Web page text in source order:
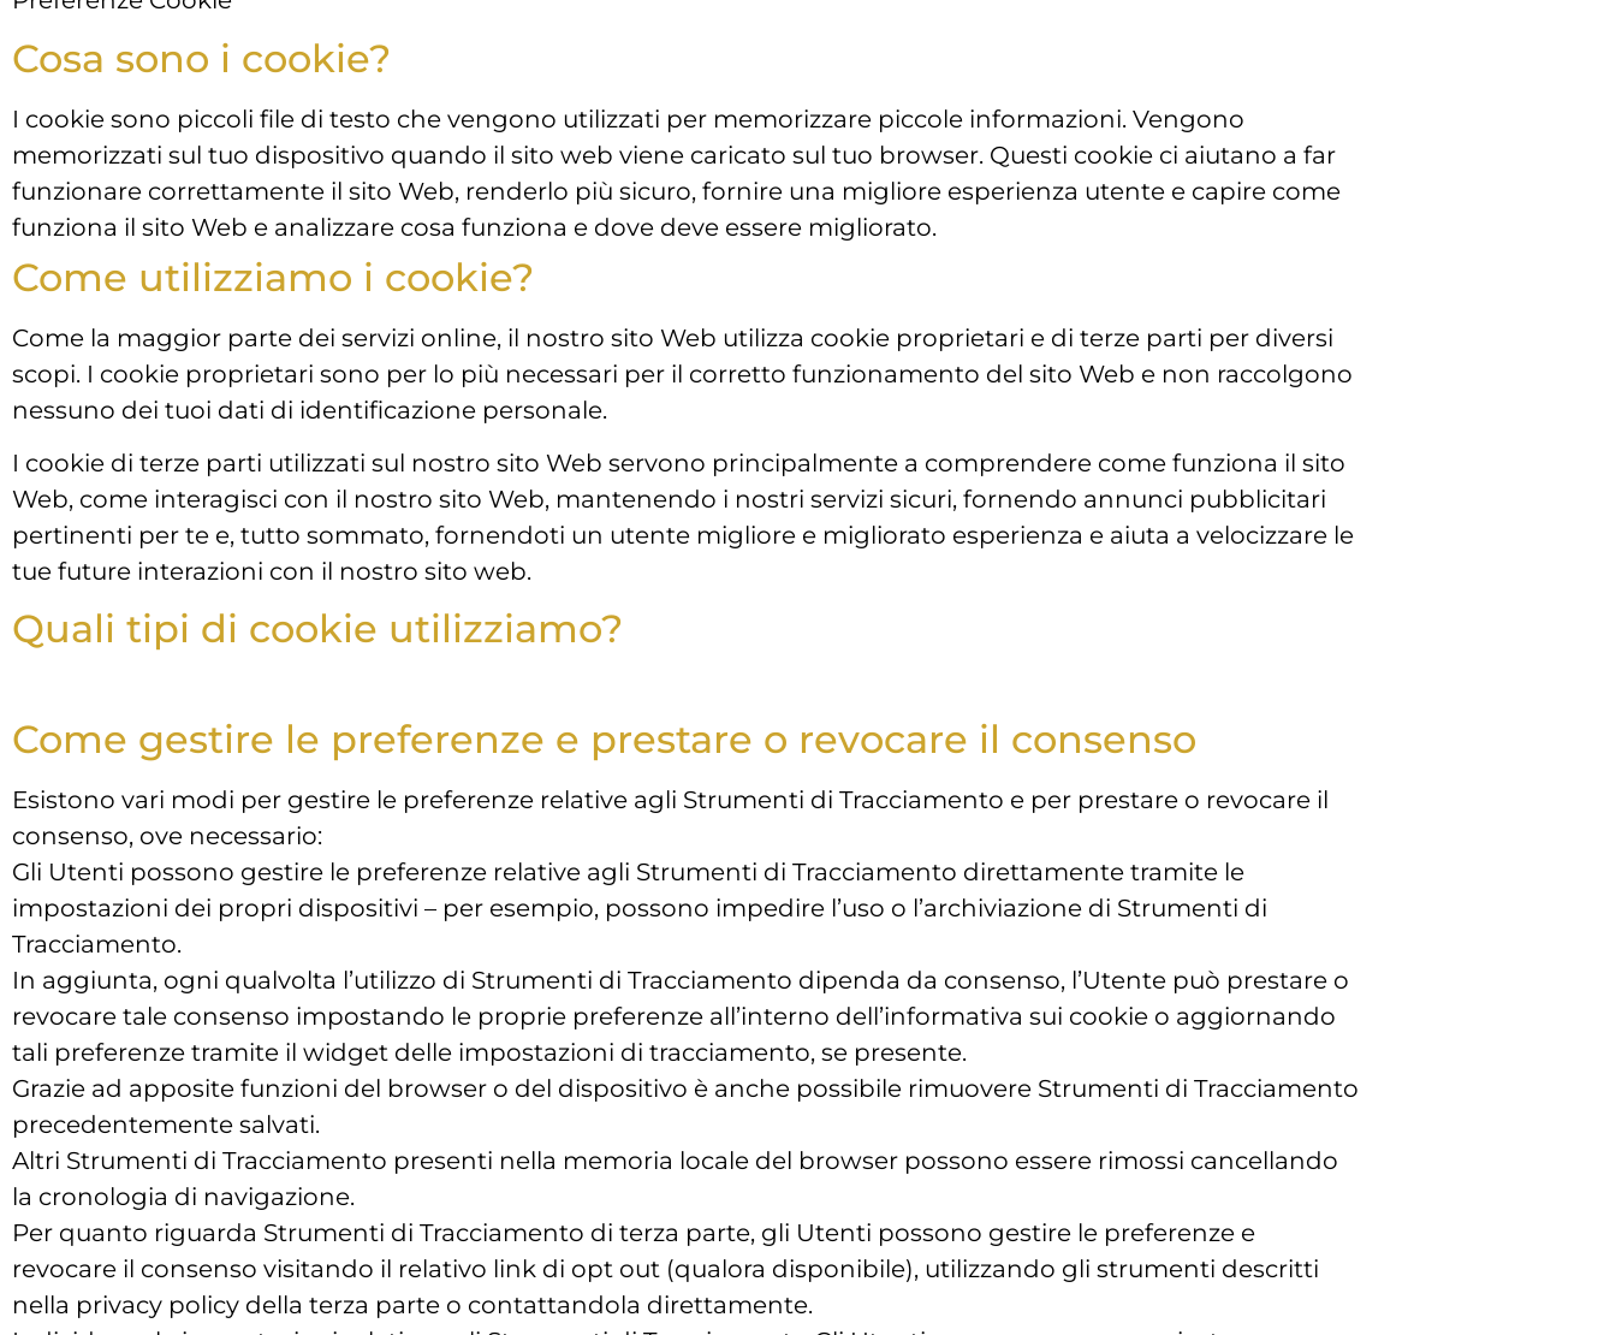
Cosa sono i cookie?
I cookie sono piccoli file di testo che vengono utilizzati per memorizzare piccole informazioni. Vengono
memorizzati sul tuo dispositivo quando il sito web viene caricato sul tuo browser. Questi cookie ci aiutano a far
funzionare correttamente il sito Web, renderlo più sicuro, fornire una migliore esperienza utente e capire come
funziona il sito Web e analizzare cosa funziona e dove deve essere migliorato.
Come utilizziamo i cookie?
Come la maggior parte dei servizi online, il nostro sito Web utilizza cookie proprietari e di terze parti per diversi
scopi. I cookie proprietari sono per lo più necessari per il corretto funzionamento del sito Web e non raccolgono
nessuno dei tuoi dati di identificazione personale.
I cookie di terze parti utilizzati sul nostro sito Web servono principalmente a comprendere come funziona il sito
Web, come interagisci con il nostro sito Web, mantenendo i nostri servizi sicuri, fornendo annunci pubblicitari
pertinenti per te e, tutto sommato, fornendoti un utente migliore e migliorato esperienza e aiuta a velocizzare le
tue future interazioni con il nostro sito web.
Quali tipi di cookie utilizziamo?
Come gestire le preferenze e prestare o revocare il consenso
Esistono vari modi per gestire le preferenze relative agli Strumenti di Tracciamento e per prestare o revocare il
consenso, ove necessario:
Gli Utenti possono gestire le preferenze relative agli Strumenti di Tracciamento direttamente tramite le
impostazioni dei propri dispositivi – per esempio, possono impedire l’uso o l’archiviazione di Strumenti di
Tracciamento.
In aggiunta, ogni qualvolta l’utilizzo di Strumenti di Tracciamento dipenda da consenso, l’Utente può prestare o
revocare tale consenso impostando le proprie preferenze all’interno dell’informativa sui cookie o aggiornando
tali preferenze tramite il widget delle impostazioni di tracciamento, se presente.
Grazie ad apposite funzioni del browser o del dispositivo è anche possibile rimuovere Strumenti di Tracciamento
precedentemente salvati.
Altri Strumenti di Tracciamento presenti nella memoria locale del browser possono essere rimossi cancellando
la cronologia di navigazione.
Per quanto riguarda Strumenti di Tracciamento di terza parte, gli Utenti possono gestire le preferenze e
revocare il consenso visitando il relativo link di opt out (qualora disponibile), utilizzando gli strumenti descritti
nella privacy policy della terza parte o contattandola direttamente.